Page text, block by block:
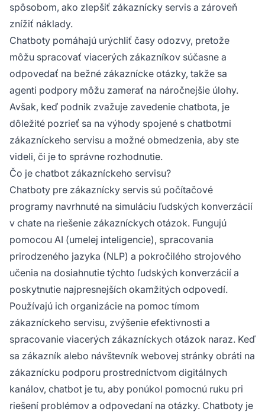
spôsobom, ako zlepšiť zákaznícky servis a zároveň
znížiť náklady.
Chatboty pomáhajú urýchliť časy odozvy, pretože
môžu spracovať viacerých zákazníkov súčasne a
odpovedať na bežné zákaznícke otázky, takže sa
agenti podpory môžu zamerať na náročnejšie úlohy.
Avšak, keď podnik zvažuje zavedenie chatbota, je
dôležité pozrieť sa na výhody spojené s chatbotmi
zákazníckeho servisu a možné obmedzenia, aby ste
videli, či je to správne rozhodnutie.
Čo je chatbot zákazníckeho servisu?
Chatboty pre zákaznícky servis sú počítačové
programy navrhnuté na simuláciu ľudských konverzácií
v chate na riešenie zákazníckych otázok. Fungujú
pomocou AI (umelej inteligencie), spracovania
prirodzeného jazyka (NLP) a pokročilého strojového
učenia na dosiahnutie týchto ľudských konverzácií a
poskytnutie najpresnejších okamžitých odpovedí.
Používajú ich organizácie na pomoc tímom
zákazníckeho servisu, zvýšenie efektivnosti a
spracovanie viacerých zákazníckych otázok naraz. Keď
sa zákazník alebo návštevník webovej stránky obráti na
zákaznícku podporu prostredníctvom digitálnych
kanálov, chatbot je tu, aby ponúkol pomocnú ruku pri
riešení problémov a odpovedaní na otázky. Chatboty je